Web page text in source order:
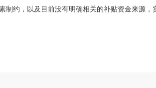
制约，以及目前没有明确相关的补贴资金来源，